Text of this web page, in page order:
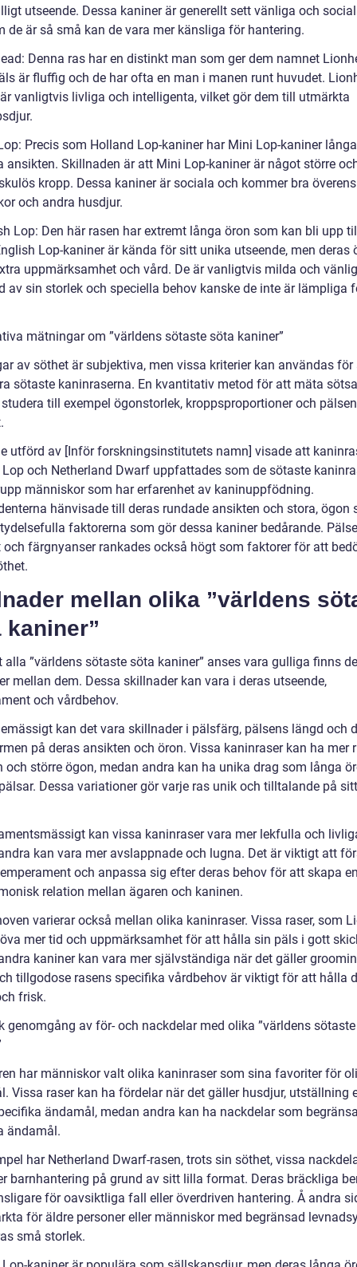
utseende. Dessa kaniner är generellt sett vänliga och
de är så små kan de vara mer känsliga för hantering.
Denna ras har en distinkt man som ger dem namnet
är fluffig och de har ofta en man i manen runt huvudet.
vanligtvis livliga och intelligenta, vilket gör dem till utmärkta
Precis som Holland Lop-kaniner har Mini Lop-kaniner
ansikten. Skillnaden är att Mini Lop-kaniner är något större
kropp. Dessa kaniner är sociala och kommer bra
och andra husdjur.
Lop: Den här rasen har extremt långa öron som kan bli upp
Lop-kaniner är kända för sitt unika utseende, men deras
uppmärksamhet och vård. De är vanligtvis milda och
av sin storlek och speciella behov kanske de inte är lämpliga
mätningar om ”världens sötaste söta kaniner”
av söthet är subjektiva, men vissa kriterier kan användas för
sötaste kaninraserna. En kvantitativ metod för att mäta
till exempel ögonstorlek, kroppsproportioner och
utförd av [Inför forskningsinstitutets namn] visade att
och Netherland Dwarf uppfattades som de sötaste
människor som har erfarenhet av kaninuppfödning.
hänvisade till deras rundade ansikten och stora, ögon
faktorerna som gör dessa kaniner bedårande.
och färgnyanser rankades också högt som faktorer för att
mellan olika ”världens
kaniner”
alla ”världens sötaste söta kaniner” anses vara gulliga finns
mellan dem. Dessa skillnader kan vara i deras utseende,
och vårdbehov.
kan det vara skillnader i pälsfärg, pälsens längd och
på deras ansikten och öron. Vissa kaninraser kan ha mer
och större ögon, medan andra kan ha unika drag som långa
Dessa variationer gör varje ras unik och tilltalande på
kan vissa kaninraser vara mer lekfulla och
kan vara mer avslappnade och lugna. Det är viktigt att
och anpassa sig efter deras behov för att skapa
relation mellan ägaren och kaninen.
varierar också mellan olika kaninraser. Vissa raser, som
mer tid och uppmärksamhet för att hålla sin päls i gott
kaniner kan vara mer självständiga när det gäller
tillgodose rasens specifika vårdbehov är viktigt för att hålla
frisk.
genomgång av för- och nackdelar med olika ”världens
har människor valt olika kaninraser som sina favoriter för
Vissa raser kan ha fördelar när det gäller husdjur, utställning
ändamål, medan andra kan ha nackdelar som
ändamål.
har Netherland Dwarf-rasen, trots sin söthet, vissa
barnhantering på grund av sitt lilla format. Deras bräckliga
för oavsiktliga fall eller överdriven hantering. Å andra
för äldre personer eller människor med begränsad
små storlek.